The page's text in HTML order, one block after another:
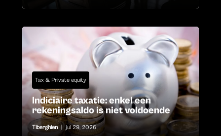
Tax & Private equity
Indiciaire taxatie: enkel een
rekeningsaldo is niet voldoende
Tiberghien jul 29, 2026